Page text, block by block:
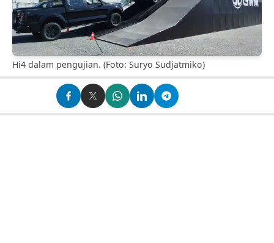
Hi4 dalam pengujian. (Foto: Suryo Sudjatmiko)